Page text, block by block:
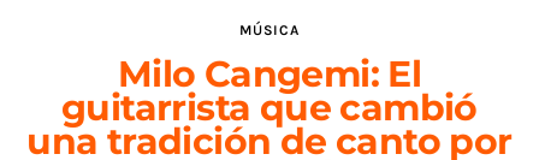
AGENDA
MÚSICA
Milo Cangemi: El
guitarrista que cambió
una tradición de canto por